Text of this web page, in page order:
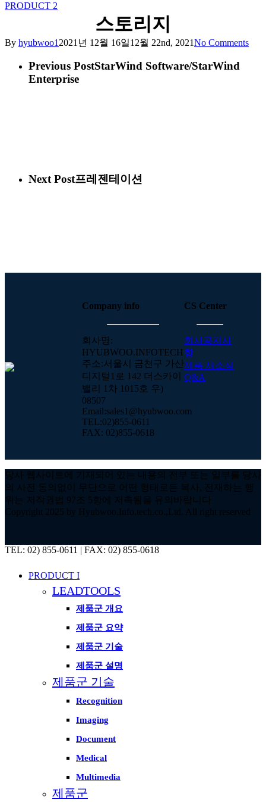
PRODUCT 2
스토리지
By hyubwoo1 2021년 12월 16일12월 22nd, 2021No Comments
Previous PostStarWind Software/StarWind
Enterprise
Next Post프레젠테이션
Company info
회사명:
HYUBWOO.INFOTECH
주소:서울시 금천구 가산
디지털1로 142 더스카이
밸리 1차 1015호 우)
08507
Email:sales1@hyubwoo.com
TEL:02)855-0611
FAX: 02)855-0618
CS Center
회사공지사
항
제품 새소식
Q&A
당사 웹사이트에 기재되어 있는 내용의 전부 또는 일부를 당사
의 사전 동의없이 무단으로 어떤 형태로든 복사, 전재하는 행
위는 저작권법 97조 5항에 저촉됨을 유의바랍니다
Copyright 2025 by Hyubwoo.Info.tech.co.,Ltd. All right reserved
Close
TEL: 02) 855-0611 | FAX: 02) 855-0618
PRODUCT I
LEADTOOLS
제품군 개요
제품군 요약
제품군 기술
제품군 설명
제품군 기술
Recognition
Imaging
Document
Medical
Multimedia
제품군